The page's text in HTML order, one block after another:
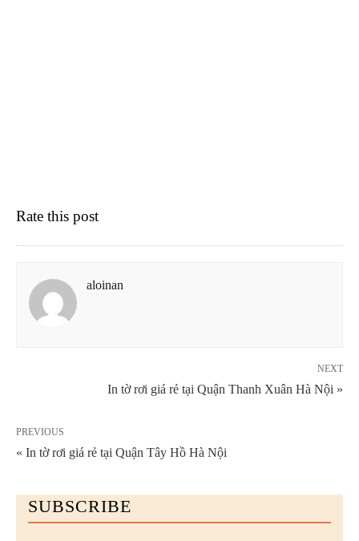
Rate this post
aloinan
NEXT
In tờ rơi giá rẻ tại Quận Thanh Xuân Hà Nội »
PREVIOUS
« In tờ rơi giá rẻ tại Quận Tây Hồ Hà Nội
SUBSCRIBE